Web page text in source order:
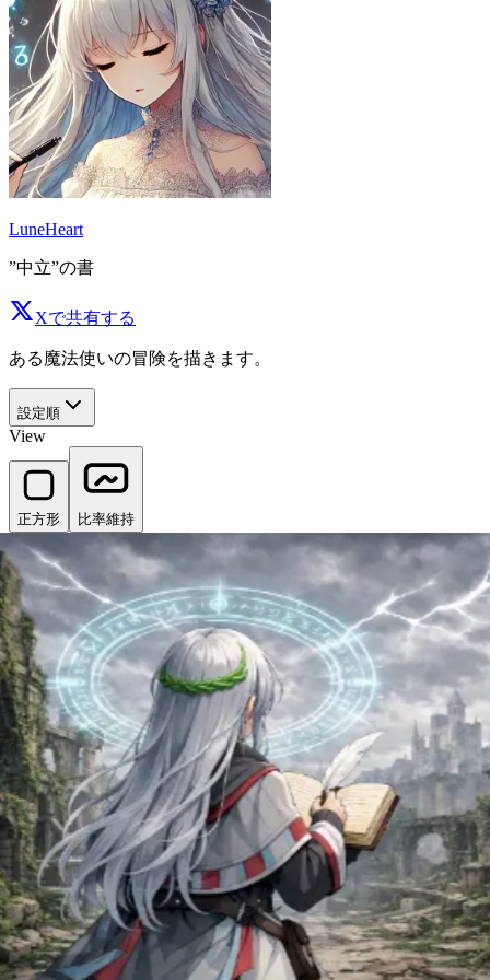
LuneHeart
”中立”の書
Xで共有する
ある魔法使いの冒険を描きます。
設定順
View
正方形 比率維持